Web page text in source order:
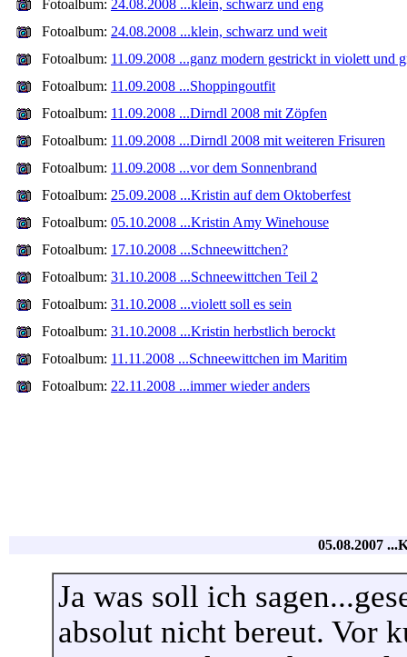
Fotoalbum: 24.08.2008 ...klein, schwarz und eng
Fotoalbum: 24.08.2008 ...klein, schwarz und weit
Fotoalbum: 11.09.2008 ...ganz modern gestrickt in violett und
Fotoalbum: 11.09.2008 ...Shoppingoutfit
Fotoalbum: 11.09.2008 ...Dirndl 2008 mit Zöpfen
Fotoalbum: 11.09.2008 ...Dirndl 2008 mit weiteren Frisuren
Fotoalbum: 11.09.2008 ...vor dem Sonnenbrand
Fotoalbum: 25.09.2008 ...Kristin auf dem Oktoberfest
Fotoalbum: 05.10.2008 ...Kristin Amy Winehouse
Fotoalbum: 17.10.2008 ...Schneewittchen?
Fotoalbum: 31.10.2008 ...Schneewittchen Teil 2
Fotoalbum: 31.10.2008 ...violett soll es sein
Fotoalbum: 31.10.2008 ...Kristin herbstlich berockt
Fotoalbum: 11.11.2008 ...Schneewittchen im Maritim
Fotoalbum: 22.11.2008 ...immer wieder anders
05.08.2007
Ja was soll ich
absolut nicht bereut. Vor